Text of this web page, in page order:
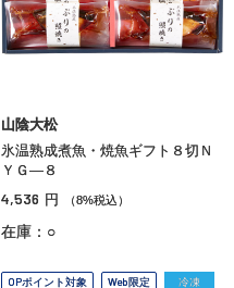
山陰大松
氷温熟成煮魚・焼魚ギフト８切Ｎ
ＹＧ—８
4,536 円 （8%税込）
在庫：○
OPポイント対象 Web限定 冷凍